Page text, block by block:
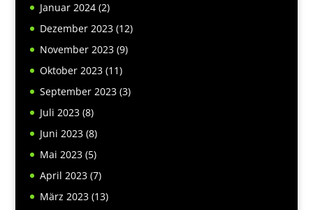
Januar 2024(2)
Dezember 2023(12)
November 2023(9)
Oktober 2023(11)
September 2023(3)
Juli 2023(8)
Juni 2023(8)
Mai 2023(5)
April 2023(7)
März 2023(13)